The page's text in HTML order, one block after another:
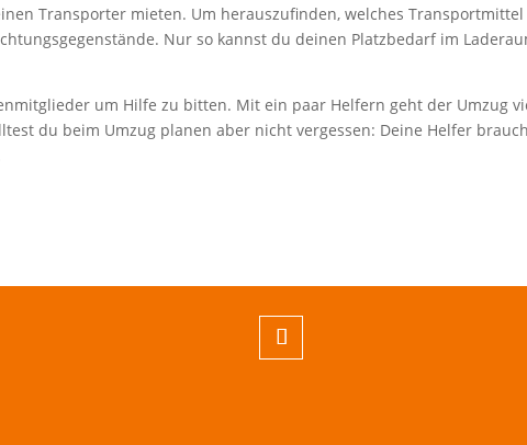
Transporter mieten. Um herauszufinden, welches Transportmittel
Nur so kannst du deinen Platzbedarf im
um Hilfe zu bitten. Mit ein paar Helfern geht der Umzug
du beim Umzug planen aber nicht vergessen: Deine Helfer